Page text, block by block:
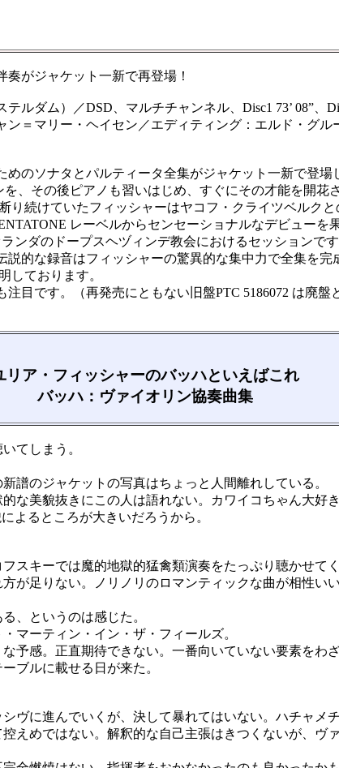
がジャケット一新で再登場！
ダム）／DSD、マルチチャンネル、Disc1 73’ 08”、
＝マリー・ヘイセン／エディティング：エルド・グル
のソナタとパルティータ全集がジャケット一新で登場
、その後ピアノも習いはじめ、すぐにその才能を開花
続けていたフィッシャーはヤコフ・クライツベルク
レーベルからセンセーショナルなデビューを
ンダのドープスヘヅィンデ教会におけるセッションで
的な録音はフィッシャーの驚異的な集中力で全集を
しております。
です。（再発売にともない旧盤PTC 5186072 は廃盤
リア・フィッシャーのバッハといえばこれ
バッハ：ヴァイオリン協奏曲集
てしまう。
のジャケットの写真はちょっと人間離れしている。
な美貌抜きにこの人は語れない。カワイコちゃん大好
よるところが大きいだろうから。
スキーでは魔的地獄的猛禽類演奏をたっぷり聴かせて
が足りない。ノリノリのロマンティックな曲が相性い
、というのは感じた。
マーティン・イン・ザ・フィールズ。
感。正直期待できない。一番向いていない要素をわ
ブルに載せる日が来た。
に進んでいくが、決して暴れてはいない。ハチャメチ
えめではない。解釈的な自己主張はきつくないが、ヴ